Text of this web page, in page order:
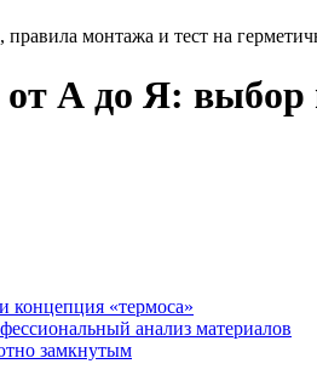
монтажа и тест на
А до Я:
концепция «термоса»
анализ материалов
замкнутым